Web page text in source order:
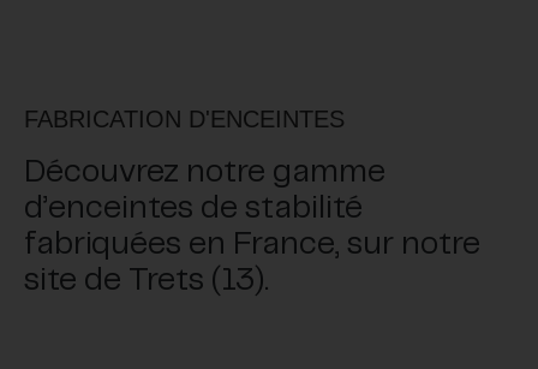
FABRICATION D'ENCEINTES
Découvrez notre gamme
d’enceintes de stabilité
fabriquées en France, sur notre
site de Trets (13).